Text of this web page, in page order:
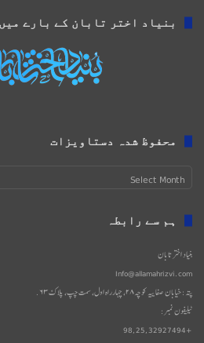
بنیاد اختر تابان کے بارے میں
محفوظ شدہ دستاویزات
محفوظ
ہم سے رابطہ
بنیاد اختر تابان
Info@allamahrizvi.com
پتہ: خیابان صفاییه کوچه۲۸، چهار‌راه اول، سمت چپ، پلاک۶۳.
ٹیلیفون نمبر:
+98,25,32927494